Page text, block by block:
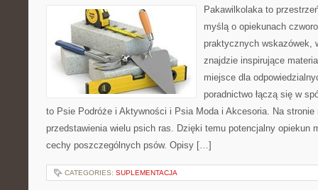
Pakawilkolaka to
myślą o opiekunach
praktycznych wskazówek,
znajdzie inspirujące
miejsce dla
poradnictwo łączą się w
to Psie Podróże i Aktywności i Psia Moda i Akcesoria. Na
przedstawienia wielu psich ras. Dzięki temu potencjalny opiekun
cechy poszczególnych psów. Opisy […]
CATEGORIES: SUPLEMENTACJA